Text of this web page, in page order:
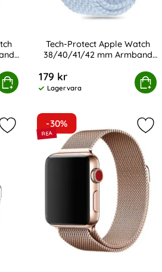
42 mm Armband
Tech-Protect Apple Watch
38/40/41/42 mm Armband
179 kr
Tillgänglighet:
Lagervara
Köp
Protect Apple Watch 38/40/
Markera milanese Loop Metall
-30%